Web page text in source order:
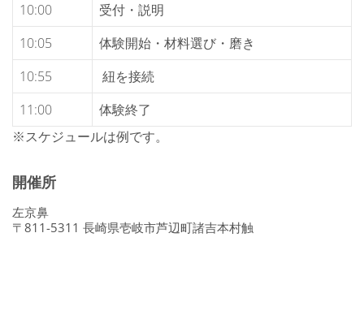
10:00
受付・説明
10:05
体験開始・材料選び・磨き
10:55
紐を接続
11:00
体験終了
※スケジュールは例です。
開催所
左京鼻
〒811-5311 長崎県壱岐市芦辺町諸吉本村触